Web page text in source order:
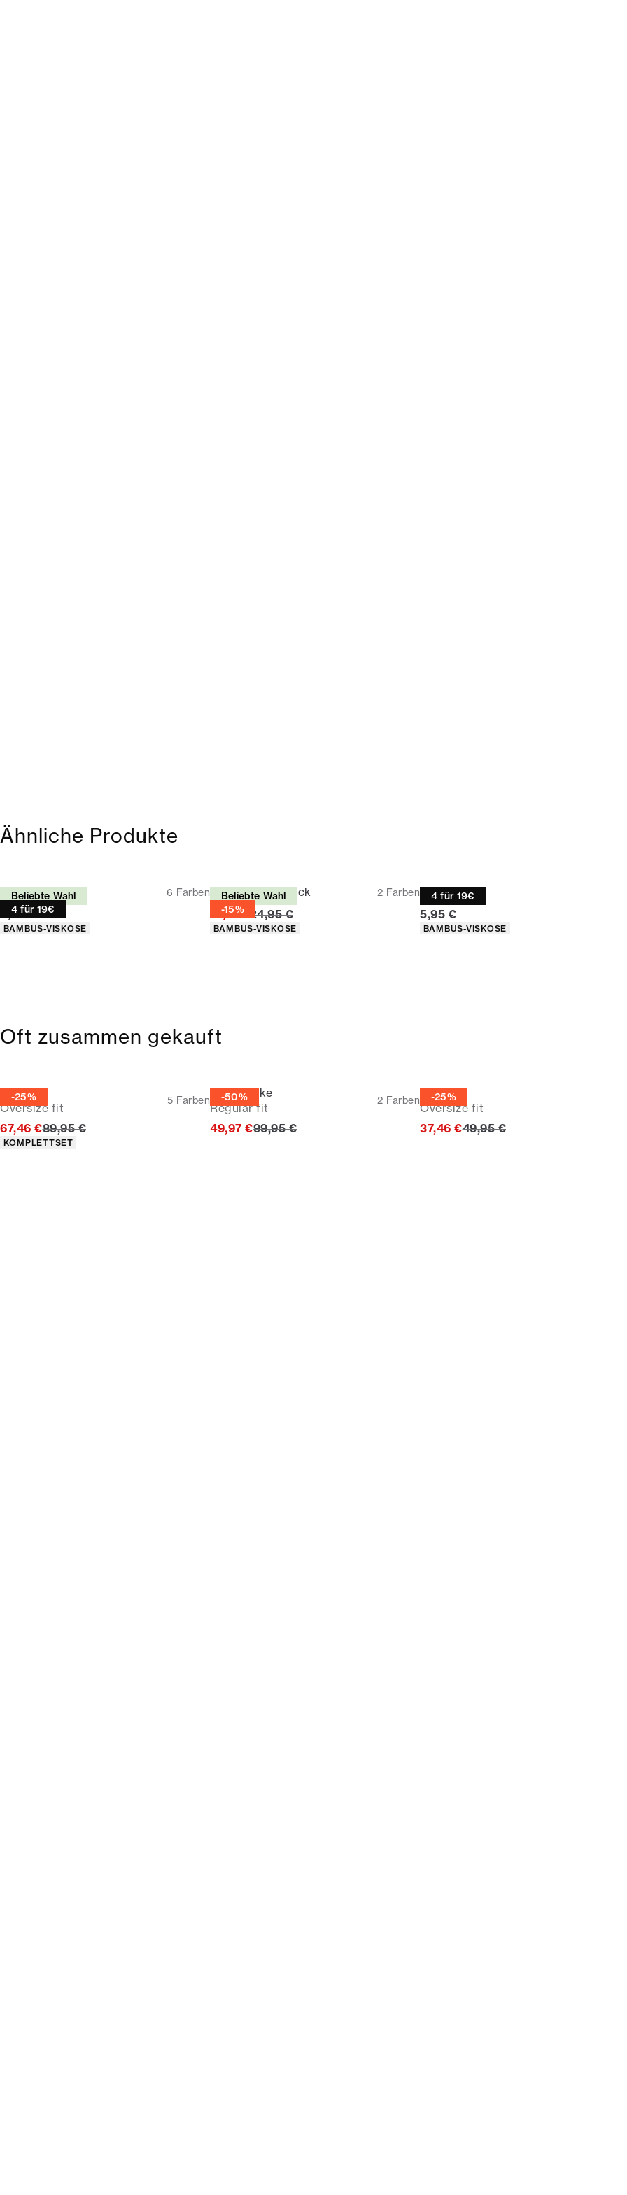
Ähnliche Produkte
Beliebte Wahl
4 für 19€
Socken 6 Farben
Preis
5,95 €
Produkteigenschaften
BAMBUS-VISKOSE
Beliebte Wahl
-15%
Socken | 5er-Pack 2 Farben
21,21 € Ursprünglicher Preis
24,95 €
Produkteigenschaften
BAMBUS-VISKOSE
4 für 19€
Socken
Preis
5,95 €
Produkteigenschaften
BAMBUS-VISKOSE
Oft zusammen gekauft
-25%
T-Shirt
Oversize fit
5 Farben
67,46 €Ursprünglicher Preis
89,95 €
Produkteigenschaften
KOMPLETTSET
-50%
Hemdjacke
Regular fit
2 Farben
49,97 €Ursprünglicher Preis
99,95 €
-25%
T-Shirt
Oversize fit
37,46 €Ursprünglicher Preis
49,95 €